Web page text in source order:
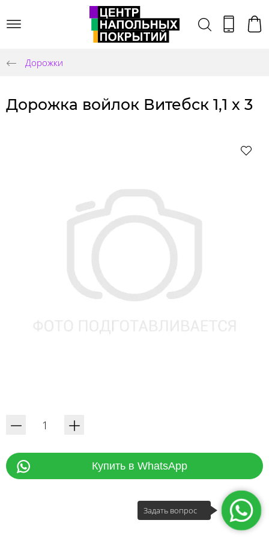
Дорожки
Дорожка войлок Витебск 1,1 х 3
Купить в WhatsApp
Задать вопрос